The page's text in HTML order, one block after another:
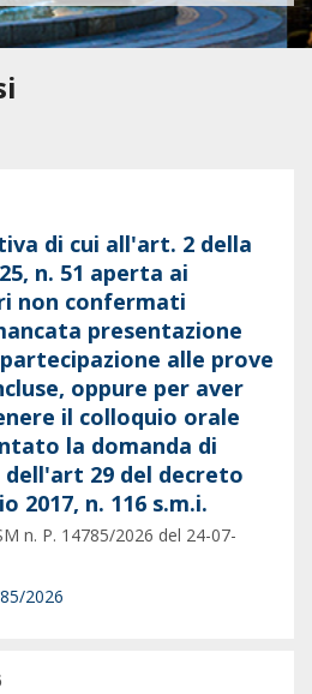
di cui all'art. 2 della
n. 51 aperta ai
non confermati
presentazione
alle prove
oppure per aver
il colloquio orale
la domanda di
dell'art 29 del decreto
2017, n. 116 s.m.i.
n. P. 14785/2026 del 24-07-
2026